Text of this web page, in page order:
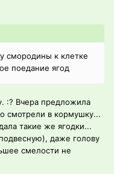
смородины к клетке
поедание ягод
:? Вчера предложила
смотрели в кормушку...
такие же ягодки...
даже голову
смелости не